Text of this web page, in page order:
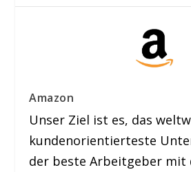
Amazon
Unser Ziel ist es, das
kundenorientierteste
der beste Arbeitgeber mit